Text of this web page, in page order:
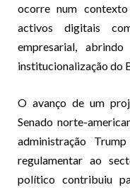
ocorre num
activos digitais
empresarial,
institucionalização do
O avanço de um
Senado norte-
administração
regulamentar ao
político contribuiu